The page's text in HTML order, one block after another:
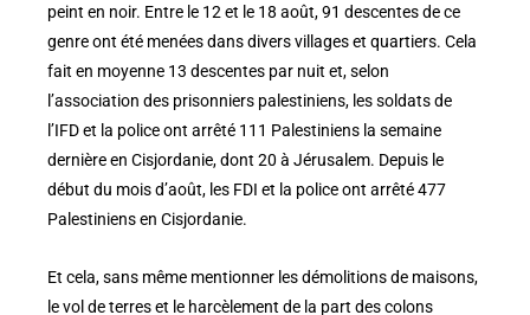
peint en noir. Entre le 12 et le 18 août, 91 descentes de ce
genre ont été menées dans divers villages et quartiers. Cela
fait en moyenne 13 descentes par nuit et, selon
l’association des prisonniers palestiniens, les soldats de
l’IFD et la police ont arrêté 111 Palestiniens la semaine
dernière en Cisjordanie, dont 20 à Jérusalem. Depuis le
début du mois d’août, les FDI et la police ont arrêté 477
Palestiniens en Cisjordanie.
Et cela, sans même mentionner les démolitions de maisons,
le vol de terres et le harcèlement de la part des colons